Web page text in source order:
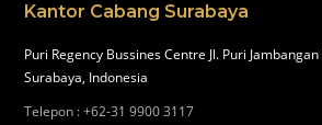
Kantor Cabang Surabaya
Puri Regency Bussines Centre Jl. Puri
Surabaya, Indonesia
Telepon :+62-31 9900 3117